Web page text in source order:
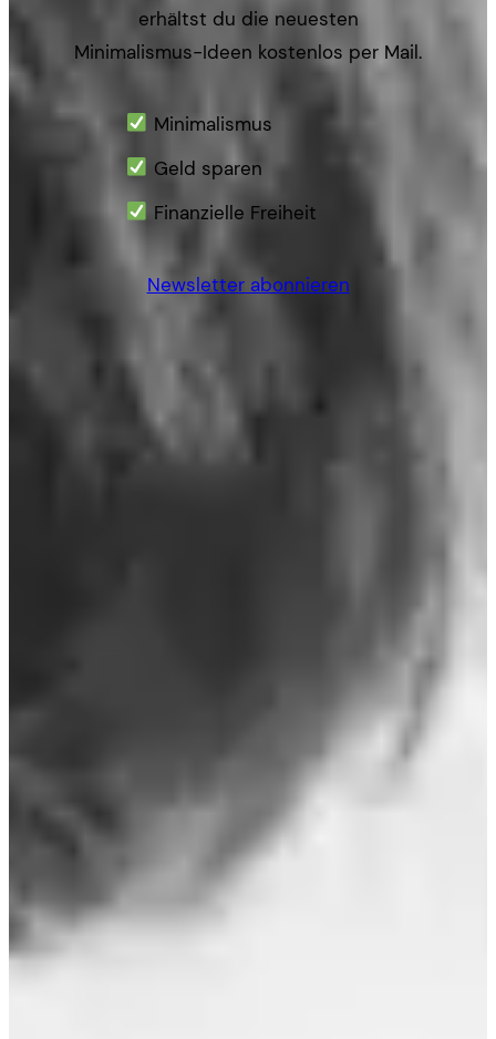
erhältst du die neuesten
Minimalismus-Ideen kostenlos per Mail.
Minimalismus
Geld sparen
Finanzielle Freiheit
Newsletter abonnieren